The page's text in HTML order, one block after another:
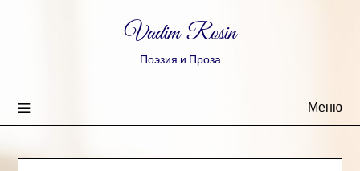
Vadim Rosin
Поэзия и Проза
Меню